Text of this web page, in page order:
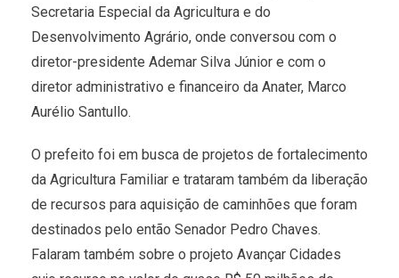
Secretaria Especial da Agricultura e do
Desenvolvimento Agrário, onde conversou com o
diretor-presidente Ademar Silva Júnior e com o
diretor administrativo e financeiro da Anater, Marco
Aurélio Santullo.
O prefeito foi em busca de projetos de fortalecimento
da Agricultura Familiar e trataram também da liberação
de recursos para aquisição de caminhões que foram
destinados pelo então Senador Pedro Chaves.
Falaram também sobre o projeto Avançar Cidades